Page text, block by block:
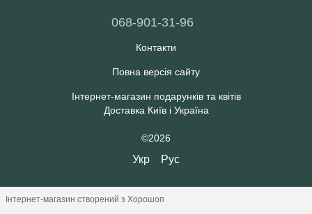
068-901-31-96
Контакти
Повна версія сайту
Інтернет-магазин подарунків та квітів
Доставка Київ і Україна
©2026
Укр Рус
Інтернет-магазин створений з Хорошоп